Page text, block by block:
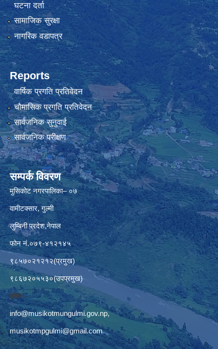
घटना दर्ता
सामाजिक सुरक्षा
नागरिक वडापत्र
Reports
वार्षिक प्रगति प्रतिवेदन
चौमासिक प्रगति प्रतिवेदन
सार्वजनिक सुनुवाई
सार्वजनिक परीक्षण
सम्पर्क विवरण
मुसिकोट नगरपालिका– ०७
वामीटक्सार, गुल्मी
लुम्बिनी प्रदेश,नेपाल
फोन नं.०७९-४१२१४५
९८५७०२१२१२(प्रमुख)
९८६७२०५५३०(उपप्रमुख)
इमेलः–
info@musikotmungulmi.gov.np,
musikotmpgulmi@gmail.com